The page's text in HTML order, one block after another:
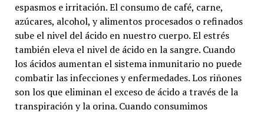
espasmos e irritación. El consumo de café, carne,
azúcares, alcohol, y alimentos procesados o refinados
sube el nivel del ácido en nuestro cuerpo. El estrés
también eleva el nivel de ácido en la sangre. Cuando
los ácidos aumentan el sistema inmunitario no puede
combatir las infecciones y enfermedades. Los riñones
son los que eliminan el exceso de ácido a través de la
transpiración y la orina. Cuando consumimos